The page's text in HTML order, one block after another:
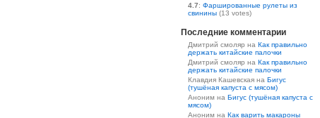
4.7: Фаршированные рулеты из
свинины (13 votes)
Последние комментарии
Дмитрий смоляр на Как правильно
держать китайские палочки
Дмитрий смоляр на Как правильно
держать китайские палочки
Клавдия Кашевская на Бигус
(тушёная капуста с мясом)
Аноним на Бигус (тушёная капуста с
мясом)
Аноним на Как варить макароны